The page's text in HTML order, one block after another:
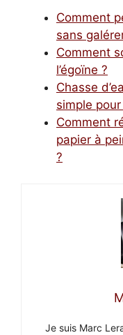
Comment
sans
Comment
l’égoïne ?
Chasse
simple
Comment
papier à
?
Je suis Marc